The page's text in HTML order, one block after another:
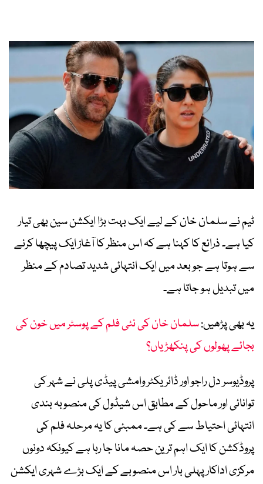
ٹیم نے سلمان خان کے لیے ایک بہت بڑا ایکشن سین بھی تیار
کیا ہے۔ ذرائع کا کہنا ہے کہ اس منظر کا آغاز ایک پیچھا کرنے
سے ہوتا ہے جو بعد میں ایک انتہائی شدید تصادم کے منظر
میں تبدیل ہو جاتا ہے۔
یہ بھی پڑھیں:سلمان خان کی نئی فلم کے پوسٹر میں خون کی
بجائے پھولوں کی پنکھڑیاں؟
پروڈیوسر دل راجو اور ڈائریکٹر وامشی پیڈی پلی نے شہر کی
توانائی اور ماحول کے مطابق اس شیڈول کی منصوبہ بندی
انتہائی احتیاط سے کی ہے۔ ممبئی کا یہ مرحلہ فلم کی
پروڈکشن کا ایک اہم ترین حصہ مانا جا رہا ہے کیونکہ دونوں
مرکزی اداکار پہلی بار اس منصوبے کے ایک بڑے شہری ایکشن